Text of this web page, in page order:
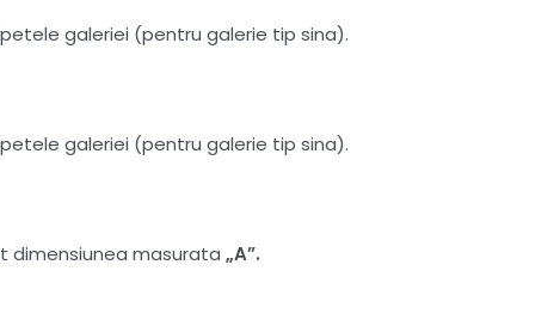
galeriei (pentru galerie tip sina).
galeriei (pentru galerie tip sina).
dimensiunea masurata „A”.